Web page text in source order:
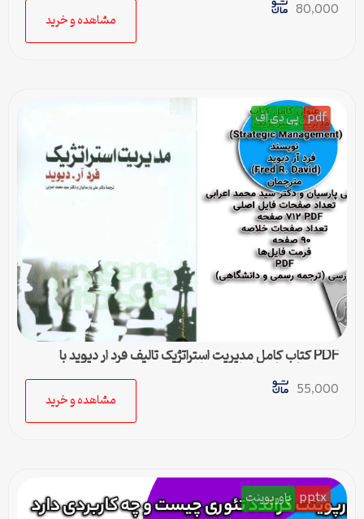
80,000
مشاهده و خرید
pdf پی دی اف
PDF کتاب کامل مدیریت استراتژیک تالیف فرد ار دیوید با
ترجمه پارسیان و اعرابی + خلاصه
55,000
مشاهده و خرید
pptx پاورپوینت